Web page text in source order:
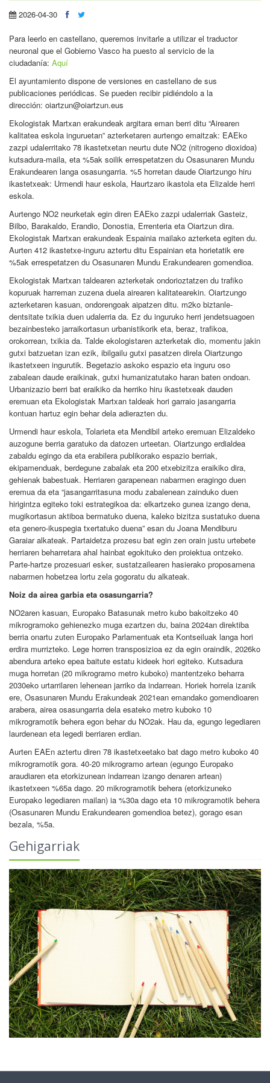
2026-04-30
Para leerlo en castellano, queremos invitarle a utilizar el traductor
neuronal que el Gobierno Vasco ha puesto al servicio de la
ciudadanía: Aquí
El ayuntamiento dispone de versiones en castellano de sus
publicaciones periódicas. Se pueden recibir pidiéndolo a la
dirección: oiartzun@oiartzun.eus
Ekologistak Martxan erakundeak argitara eman berri ditu “Airearen
kalitatea eskola inguruetan” azterketaren aurtengo emaitzak: EAEko
zazpi udalerritako 78 ikastetxetan neurtu dute NO2 (nitrogeno dioxidoa)
kutsadura-maila, eta %5ak soilik errespetatzen du Osasunaren Mundu
Erakundearen langa osasungarria. %5 horretan daude Oiartzungo hiru
ikastetxeak: Urmendi haur eskola, Haurtzaro ikastola eta Elizalde herri
eskola.
Aurtengo NO2 neurketak egin diren EAEko zazpi udalerriak Gasteiz,
Bilbo, Barakaldo, Erandio, Donostia, Errenteria eta Oiartzun dira.
Ekologistak Martxan erakundeak Espainia mailako azterketa egiten du.
Aurten 412 ikastetxe-inguru aztertu ditu Espainian eta horietatik ere
%5ak errespetatzen du Osasunaren Mundu Erakundearen gomendioa.
Ekologistak Martxan taldearen azterketak ondorioztatzen du trafiko
kopuruak harreman zuzena duela airearen kalitatearekin. Oiartzungo
azterketaren kasuan, ondorengoak aipatzen ditu. m2ko biztanle-
dentsitate txikia duen udalerria da. Ez du inguruko herri jendetsuagoen
bezainbesteko jarraikortasun urbanistikorik eta, beraz, trafikoa,
orokorrean, txikia da. Talde ekologistaren azterketak dio, momentu jakin
gutxi batzuetan izan ezik, ibilgailu gutxi pasatzen direla Oiartzungo
ikastetxeen ingurutik. Begetazio askoko espazio eta inguru oso
zabalean daude eraikinak, gutxi humanizatutako haran baten ondoan.
Urbanizazio berri bat eraikiko da herriko hiru ikastetxeak dauden
eremuan eta Ekologistak Martxan taldeak hori garraio jasangarria
kontuan hartuz egin behar dela adierazten du.
Urmendi haur eskola, Tolarieta eta Mendibil arteko eremuan Elizaldeko
auzogune berria garatuko da datozen urteetan. Oiartzungo erdialdea
zabaldu egingo da eta erabilera publikorako espazio berriak,
ekipamenduak, berdegune zabalak eta 200 etxebizitza eraikiko dira,
gehienak babestuak. Herriaren garapenean nabarmen eragingo duen
eremua da eta “jasangarritasuna modu zabalenean zainduko duen
hirigintza egiteko toki estrategikoa da: elkartzeko gunea izango dena,
mugikortasun aktiboa bermatuko duena, kaleko bizitza sustatuko duena
eta genero-ikuspegia txertatuko duena” esan du Joana Mendiburu
Garaiar alkateak. Partaidetza prozesu bat egin zen orain justu urtebete
herriaren beharretara ahal hainbat egokituko den proiektua ontzeko.
Parte-hartze prozesuari esker, sustatzailearen hasierako proposamena
nabarmen hobetzea lortu zela gogoratu du alkateak.
Noiz da airea garbia eta osasungarria?
NO2aren kasuan, Europako Batasunak metro kubo bakoitzeko 40
mikrogramoko gehienezko muga ezartzen du, baina 2024an direktiba
berria onartu zuten Europako Parlamentuak eta Kontseiluak langa hori
erdira murrizteko. Lege horren transposizioa ez da egin oraindik, 2026ko
abendura arteko epea baitute estatu kideek hori egiteko. Kutsadura
muga horretan (20 mikrogramo metro kuboko) mantentzeko beharra
2030eko urtarrilaren lehenean jarriko da indarrean. Horiek horrela izanik
ere, Osasunaren Mundu Erakundeak 2021ean emandako gomendioaren
arabera, airea osasungarria dela esateko metro kuboko 10
mikrogramotik behera egon behar du NO2ak. Hau da, egungo legediaren
laurdenean eta legedi berriaren erdian.
Aurten EAEn aztertu diren 78 ikastetxeetako bat dago metro kuboko 40
mikrogramotik gora. 40-20 mikrogramo artean (egungo Europako
araudiaren eta etorkizunean indarrean izango denaren artean)
ikastetxeen %65a dago. 20 mikrogramotik behera (etorkizuneko
Europako legediaren mailan) ia %30a dago eta 10 mikrogramotik behera
(Osasunaren Mundu Erakundearen gomendioa betez), gorago esan
bezala, %5a.
Gehigarriak